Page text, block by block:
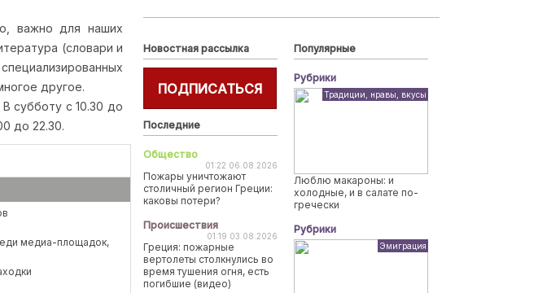
важно для наших
(словари и
другое.
субботу с 10.30 до
до 22.30.
медиа-площадок,
Новостная рассылка
ПОДПИСАТЬСЯ
Последние
Общество
01:22 06.08.2026
Пожары уничтожают
столичный регион Греции:
каковы потери?
Происшествия
01:19 03.08.2026
Греция: пожарные
вертолеты столкнулись во
время тушения огня, есть
погибшие (видео)
Популярные
Рубрики
Традиции, нравы, вкусы
Люблю макароны: и
холодные, и в салате по-
гречески
Рубрики
Эмиграция